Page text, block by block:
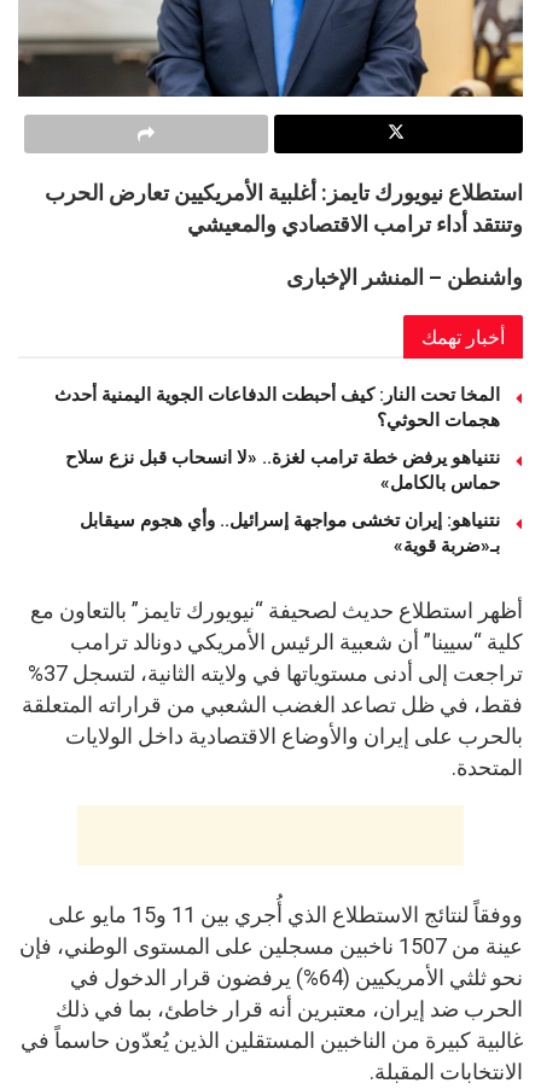
استطلاع نيويورك تايمز: أغلبية الأمريكيين تعارض الحرب
وتنتقد أداء ترامب الاقتصادي والمعيشي
واشنطن – المنشر الإخبارى
أخبار تهمك
المخا تحت النار: كيف أحبطت الدفاعات الجوية اليمنية أحدث
هجمات الحوثي؟
نتنياهو يرفض خطة ترامب لغزة.. «لا انسحاب قبل نزع سلاح
حماس بالكامل»
نتنياهو: إيران تخشى مواجهة إسرائيل.. وأي هجوم سيقابل
بـ«ضربة قوية»
أظهر استطلاع حديث لصحيفة “نيويورك تايمز” بالتعاون مع
كلية “سيينا” أن شعبية الرئيس الأمريكي دونالد ترامب
تراجعت إلى أدنى مستوياتها في ولايته الثانية، لتسجل 37%
فقط، في ظل تصاعد الغضب الشعبي من قراراته المتعلقة
بالحرب على إيران والأوضاع الاقتصادية داخل الولايات
المتحدة.
ووفقاً لنتائج الاستطلاع الذي أُجري بين 11 و15 مايو على
عينة من 1507 ناخبين مسجلين على المستوى الوطني، فإن
نحو ثلثي الأمريكيين (64%) يرفضون قرار الدخول في
الحرب ضد إيران، معتبرين أنه قرار خاطئ، بما في ذلك
غالبية كبيرة من الناخبين المستقلين الذين يُعدّون حاسماً في
الانتخابات المقبلة.